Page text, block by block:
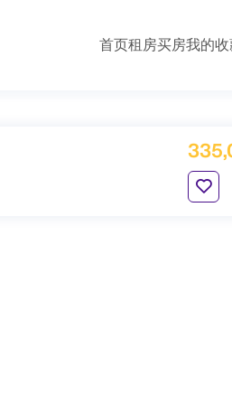
首页租房买房我的